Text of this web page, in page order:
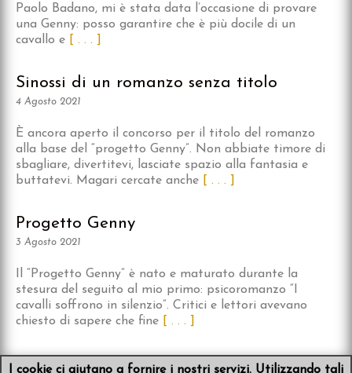
Paolo Badano, mi è stata data l’occasione di provare
una Genny: posso garantire che è più docile di un
cavallo e
[ . . . ]
Sinossi di un romanzo senza titolo
4 Agosto 2021
È ancora aperto il concorso per il titolo del romanzo
alla base del “progetto Genny”. Non abbiate timore di
sbagliare, divertitevi, lasciate spazio alla fantasia e
buttatevi. Magari cercate anche
[ . . . ]
Progetto Genny
3 Agosto 2021
Il “Progetto Genny” è nato e maturato durante la
stesura del seguito al mio primo: psicoromanzo “I
cavalli soffrono in silenzio”. Critici e lettori avevano
chiesto di sapere che fine
[ . . . ]
I cookie ci aiutano a fornire i nostri servizi. Utilizzando tali